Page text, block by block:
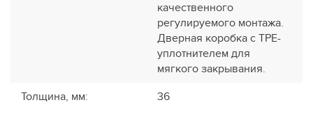
качественного
регулируемого монтажа.
Дверная коробка с TPE-
уплотнителем для
мягкого закрывания.
Толщина, мм: 36